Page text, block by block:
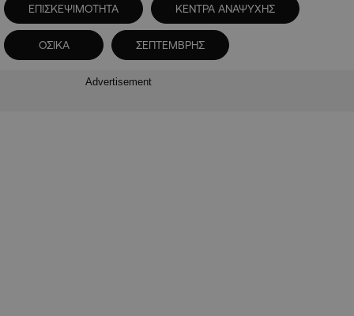
ΕΠΙΣΚΕΨΙΜΟΤΗΤΑ ΚΕΝΤΡΑ ΑΝΑΨΥΧΗΣ
ΟΣΙΚΑ ΣΕΠΤΕΜΒΡΗΣ
Advertisement